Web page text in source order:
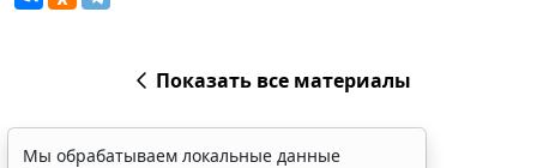
Показать все материалы
Мы обрабатываем локальные данные